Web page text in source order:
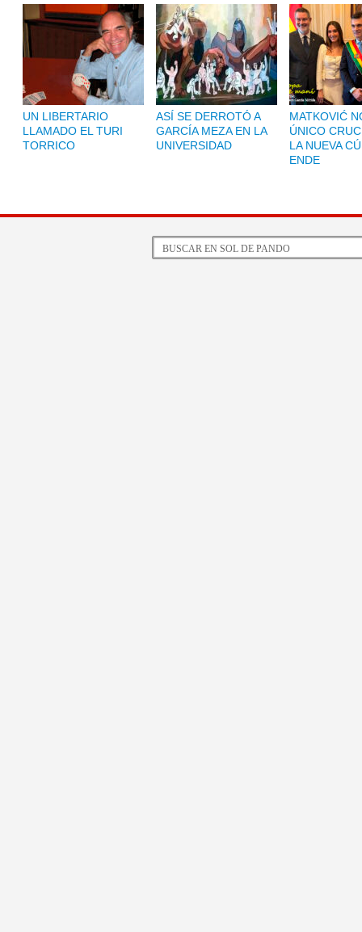
UN LIBERTARIO
LLAMADO EL TURI
TORRICO
ASÍ SE DERROTÓ A
GARCÍA MEZA EN LA
UNIVERSIDAD
MATKOVIĆ
ÚNICO
LA NUEVA
ENDE